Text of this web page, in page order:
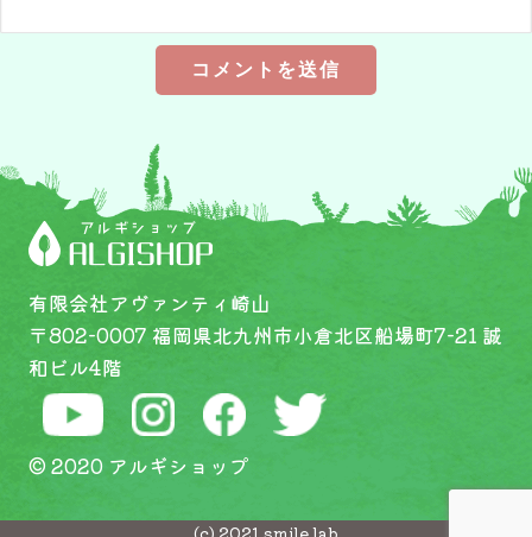
有限会社アヴァンティ崎山
〒802-0007 福岡県北九州市小倉北区船場町7-21 誠
和ビル4階
© 2020 アルギショップ
(c) 2021 smile lab